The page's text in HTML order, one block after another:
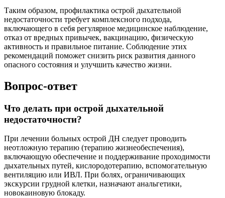
Таким образом, профилактика острой дыхательной
недостаточности требует комплексного подхода,
включающего в себя регулярное медицинское наблюдение,
отказ от вредных привычек, вакцинацию, физическую
активность и правильное питание. Соблюдение этих
рекомендаций поможет снизить риск развития данного
опасного состояния и улучшить качество жизни.
Вопрос-ответ
Что делать при острой дыхательной
недостаточности?
При лечении больных острой ДН следует проводить
неотложную терапию (терапию жизнеобеспечения),
включающую обеспечение и поддерживание проходимости
дыхательных путей, кислородотерапию, вспомогательную
вентиляцию или ИВЛ. При болях, ограничивающих
экскурсии грудной клетки, назначают анальгетики,
новокаиновую блокаду.